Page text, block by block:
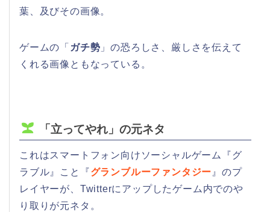
葉、及びその画像。
ゲームの「 ガチ勢 」の恐ろしさ、厳しさを伝えて
くれる画像ともなっている。
「立ってやれ」の元ネタ
これはスマートフォン向けソーシャルゲーム『グ
ラブル』こと『グランブルーファンタジー 』のプ
レイヤーが、Twitterにアップしたゲーム内でのや
り取りが元ネタ。